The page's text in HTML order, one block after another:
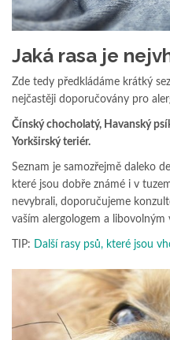
Jaká rasa je
Zde tedy předkládáme krátký
nejčastěji doporučovány pro
Čínský chocholatý, Havanský
Yorkširský teriér.
Seznam je samozřejmě daleko
které jsou dobře známé i v
nevybrali, doporučujeme
vaším alergologem a libovolným
TIP: Další rasy psů, které jsou